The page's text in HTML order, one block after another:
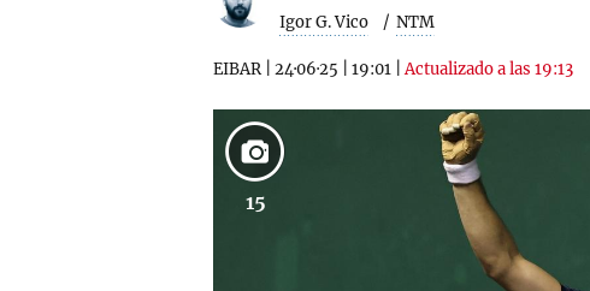
Igor G. Vico NTM
EIBAR| 24·06·25 19:01 |Actualizado a las 19:13
15